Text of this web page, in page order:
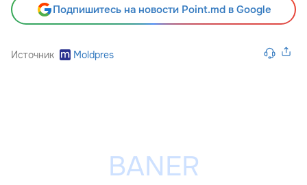
Подпишитесь на новости Point.md в Google
Источник Moldpres